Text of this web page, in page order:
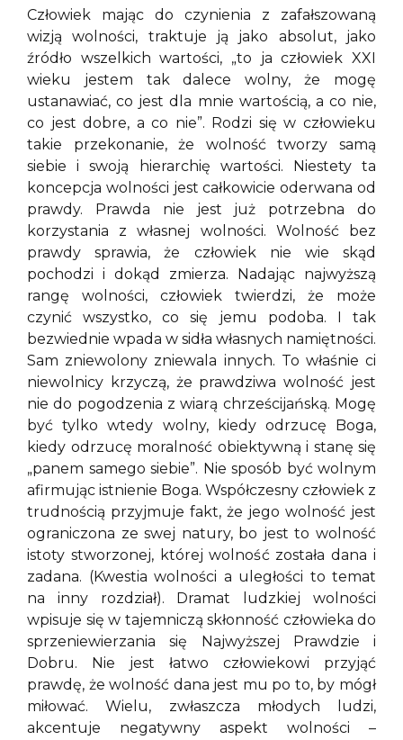
Człowiek mając do czynienia z zafałszowaną
wizją wolności, traktuje ją jako absolut, jako
źródło wszelkich wartości, „to ja człowiek XXI
wieku jestem tak dalece wolny, że mogę
ustanawiać, co jest dla mnie wartością, a co nie,
co jest dobre, a co nie”. Rodzi się w człowieku
takie przekonanie, że wolność tworzy samą
siebie i swoją hierarchię wartości. Niestety ta
koncepcja wolności jest całkowicie oderwana od
prawdy. Prawda nie jest już potrzebna do
korzystania z własnej wolności. Wolność bez
prawdy sprawia, że człowiek nie wie skąd
pochodzi i dokąd zmierza. Nadając najwyższą
rangę wolności, człowiek twierdzi, że może
czynić wszystko, co się jemu podoba. I tak
bezwiednie wpada w sidła własnych namiętności.
Sam zniewolony zniewala innych. To właśnie ci
niewolnicy krzyczą, że prawdziwa wolność jest
nie do pogodzenia z wiarą chrześcijańską. Mogę
być tylko wtedy wolny, kiedy odrzucę Boga,
kiedy odrzucę moralność obiektywną i stanę się
„panem samego siebie”. Nie sposób być wolnym
afirmując istnienie Boga. Współczesny człowiek z
trudnością przyjmuje fakt, że jego wolność jest
ograniczona ze swej natury, bo jest to wolność
istoty stworzonej, której wolność została dana i
zadana. (Kwestia wolności a uległości to temat
na inny rozdział). Dramat ludzkiej wolności
wpisuje się w tajemniczą skłonność człowieka do
sprzeniewierzania się Najwyższej Prawdzie i
Dobru. Nie jest łatwo człowiekowi przyjąć
prawdę, że wolność dana jest mu po to, by mógł
miłować. Wielu, zwłaszcza młodych ludzi,
akcentuje negatywny aspekt wolności –